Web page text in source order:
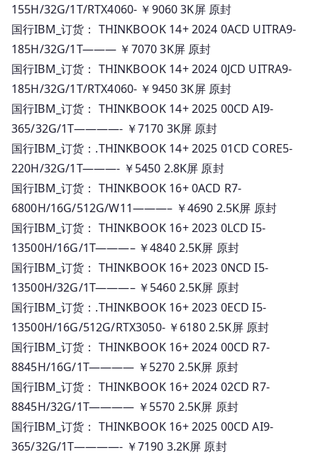
155H/32G/1T/RTX4060- ￥9060 3K屏 原封
国行IBM_订货： THINKBOOK 14+ 2024 0ACD UITRA9-
185H/32G/1T——— ￥7070 3K屏 原封
国行IBM_订货： THINKBOOK 14+ 2024 0JCD UITRA9-
185H/32G/1T/RTX4060- ￥9450 3K屏 原封
国行IBM_订货： THINKBOOK 14+ 2025 00CD AI9-
365/32G/1T————- ￥7170 3K屏 原封
国行IBM_订货：.THINKBOOK 14+ 2025 01CD CORE5-
220H/32G/1T———- ￥5450 2.8K屏 原封
国行IBM_订货： THINKBOOK 16+ 0ACD R7-
6800H/16G/512G/W11———– ￥4690 2.5K屏 原封
国行IBM_订货： THINKBOOK 16+ 2023 0LCD I5-
13500H/16G/1T———– ￥4840 2.5K屏 原封
国行IBM_订货： THINKBOOK 16+ 2023 0NCD I5-
13500H/32G/1T———– ￥5460 2.5K屏 原封
国行IBM_订货：.THINKBOOK 16+ 2023 0ECD I5-
13500H/16G/512G/RTX3050- ￥6180 2.5K屏 原封
国行IBM_订货： THINKBOOK 16+ 2024 00CD R7-
8845H/16G/1T———— ￥5270 2.5K屏 原封
国行IBM_订货： THINKBOOK 16+ 2024 02CD R7-
8845H/32G/1T———— ￥5570 2.5K屏 原封
国行IBM_订货： THINKBOOK 16+ 2025 00CD AI9-
365/32G/1T————- ￥7190 3.2K屏 原封